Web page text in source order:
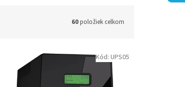
60položiek celkom
Kód: UPS05